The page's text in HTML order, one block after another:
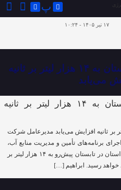
پ
۱۷ تیر ۱۴۰۵ - ۱۰:۲۴
تولید آب استان در تابستان به ۱۴ هزار لیتر بر ثانیه
می‌یابد
در تابستان به ۱۴ هزار لیتر بر ثانیه افزایش می‌یابد مدیرعامل شرکت
برنامه‌های تأمین و مدیریت منابع آب،
میزان تولید آب شرب شهری و روستایی استان در تابستان پیش‌رو به ۱۴ هزار لیتر بر